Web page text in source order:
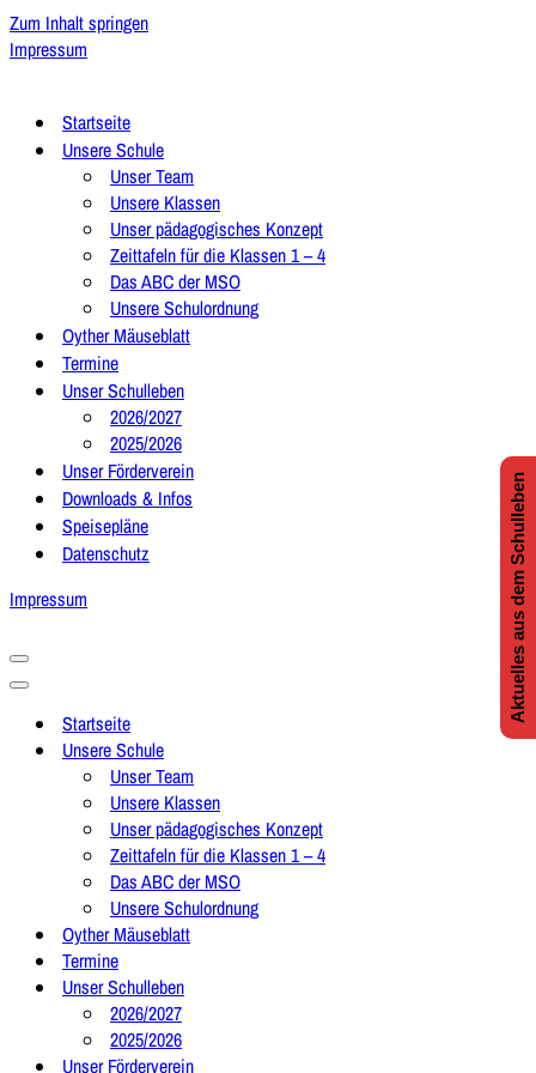
Zum Inhalt springen
Impressum
Startseite
Unsere Schule
Unser Team
Unsere Klassen
Unser pädagogisches Konzept
Zeittafeln für die Klassen 1 – 4
Das ABC der MSO
Unsere Schulordnung
Oyther Mäuseblatt
Termine
Unser Schulleben
2026/2027
2025/2026
Unser Förderverein
Downloads & Infos
Speisepläne
Datenschutz
Impressum
Navigationsmenü
Navigationsmenü
Startseite
Unsere Schule
Unser Team
Unsere Klassen
Unser pädagogisches Konzept
Zeittafeln für die Klassen 1 – 4
Das ABC der MSO
Unsere Schulordnung
Oyther Mäuseblatt
Termine
Unser Schulleben
2026/2027
2025/2026
Unser Förderverein
Aktuelles aus dem Schulleben